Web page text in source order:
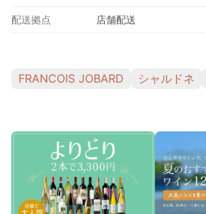
配送拠点 店舗配送
FRANCOIS JOBARD シャルドネ